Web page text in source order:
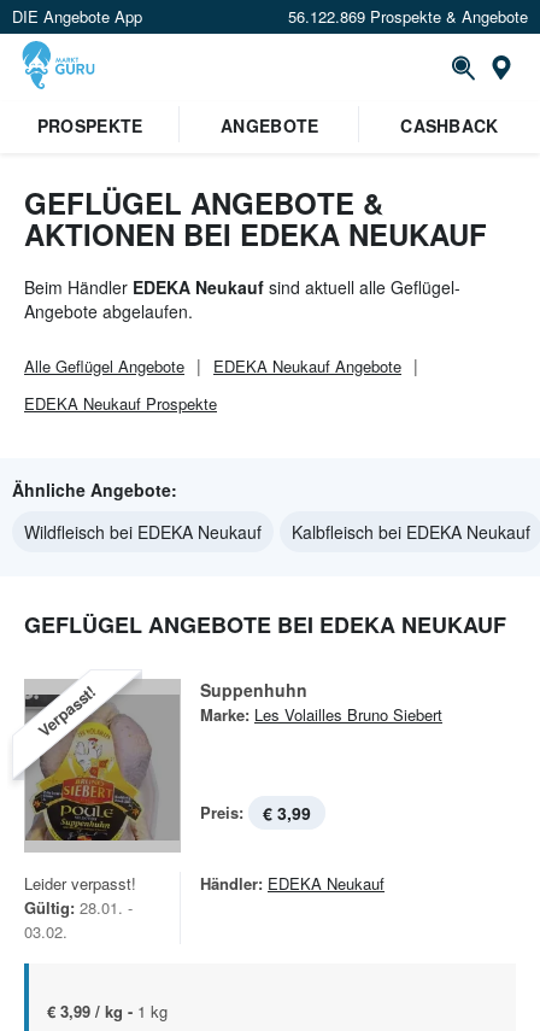
DIE Angebote App 56.122.869 Prospekte & Angebote
Standort festlegen
PROSPEKTE ANGEBOTE CASHBACK
GEFLÜGEL ANGEBOTE &
AKTIONEN BEI EDEKA NEUKAUF
Beim Händler EDEKA Neukauf sind aktuell alle Geflügel-
Angebote abgelaufen.
Alle Geflügel Angebote EDEKA Neukauf Angebote
EDEKA Neukauf Prospekte
Ähnliche Angebote:
Wildfleisch bei EDEKA Neukauf
Kalbfleisch bei EDEKA Neukauf
GEFLÜGEL ANGEBOTE BEI EDEKA NEUKAUF
Verpasst! Suppenhuhn
Marke: Les Volailles Bruno Siebert
Preis: € 3,99
Leider verpasst!
Gültig: 28.01. -
03.02.
Händler: EDEKA Neukauf
€ 3,99 / kg - 1 kg